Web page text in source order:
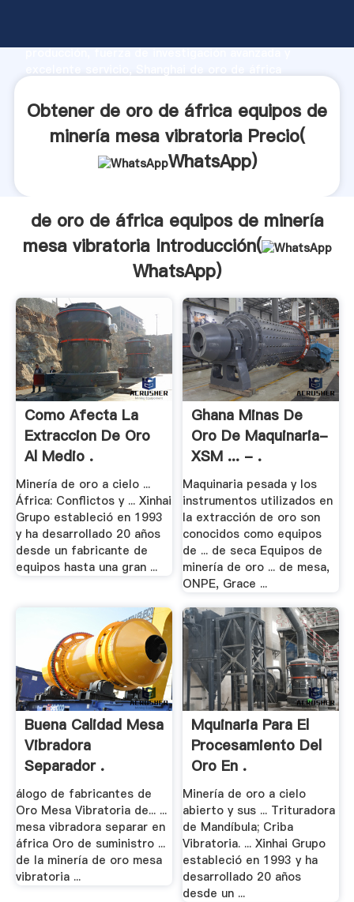
producción, fuerza de investigación avanzada y
valor y aporta valores a todos los clientes.
Obtener de oro de áfrica equipos de
minería mesa vibratoria Precio(
WhatsApp)
de oro de áfrica equipos de minería
mesa vibratoria Introducción(
WhatsApp)
Como Afecta La
Extraccion De Oro
Al Medio .
Minería de oro a cielo ...
África: Conflictos y ... Xinhai
Grupo estableció en 1993
y ha desarrollado 20 años
desde un fabricante de
equipos hasta una gran ...
Ghana Minas De
Oro De Maquinaria-
XSM ... - .
Maquinaria pesada y los
instrumentos utilizados en
la extracción de oro son
conocidos como equipos
de ... de seca Equipos de
minería de oro ... de mesa,
ONPE, Grace ...
Buena Calidad Mesa
Vibradora
Separador .
álogo de fabricantes de
Oro Mesa Vibratoria de... ...
mesa vibradora separar en
áfrica Oro de suministro ...
de la minería de oro mesa
vibratoria ...
Mquinaria Para El
Procesamiento Del
Oro En .
Minería de oro a cielo
abierto y sus ... Trituradora
de Mandíbula; Criba
Vibratoria. ... Xinhai Grupo
estableció en 1993 y ha
desarrollado 20 años
desde un ...